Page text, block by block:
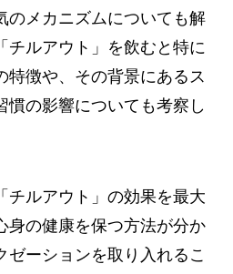
のメカニズムについても解
チルアウト」を飲むと特に
特徴や、その背景にあるス
慣の影響についても考察し
チルアウト」の効果を最大
身の健康を保つ方法が分か
ゼーションを取り入れるこ